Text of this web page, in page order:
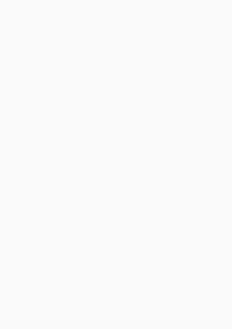
на металлообработку.